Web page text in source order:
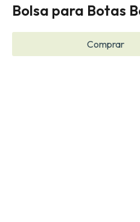
Bolsa para Botas
Comprar